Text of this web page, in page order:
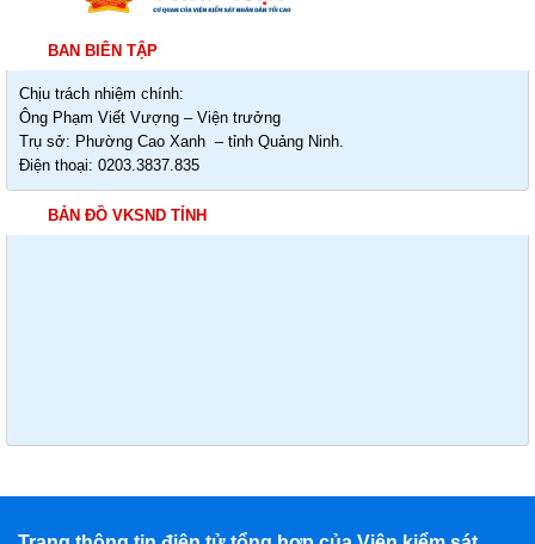
BAN BIÊN TẬP
Chịu trách nhiệm chính:
Ông Phạm Viết Vượng – Viện trưởng
Trụ sở: Phường Cao Xanh – tỉnh Quảng Ninh.
Điện thoại: 0203.3837.835
BẢN ĐỒ VKSND TỈNH